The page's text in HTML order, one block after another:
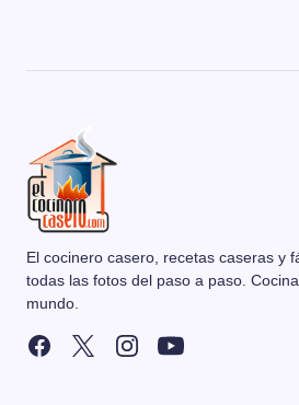
El cocinero casero, recetas caseras y
todas las fotos del paso a paso.
mundo.